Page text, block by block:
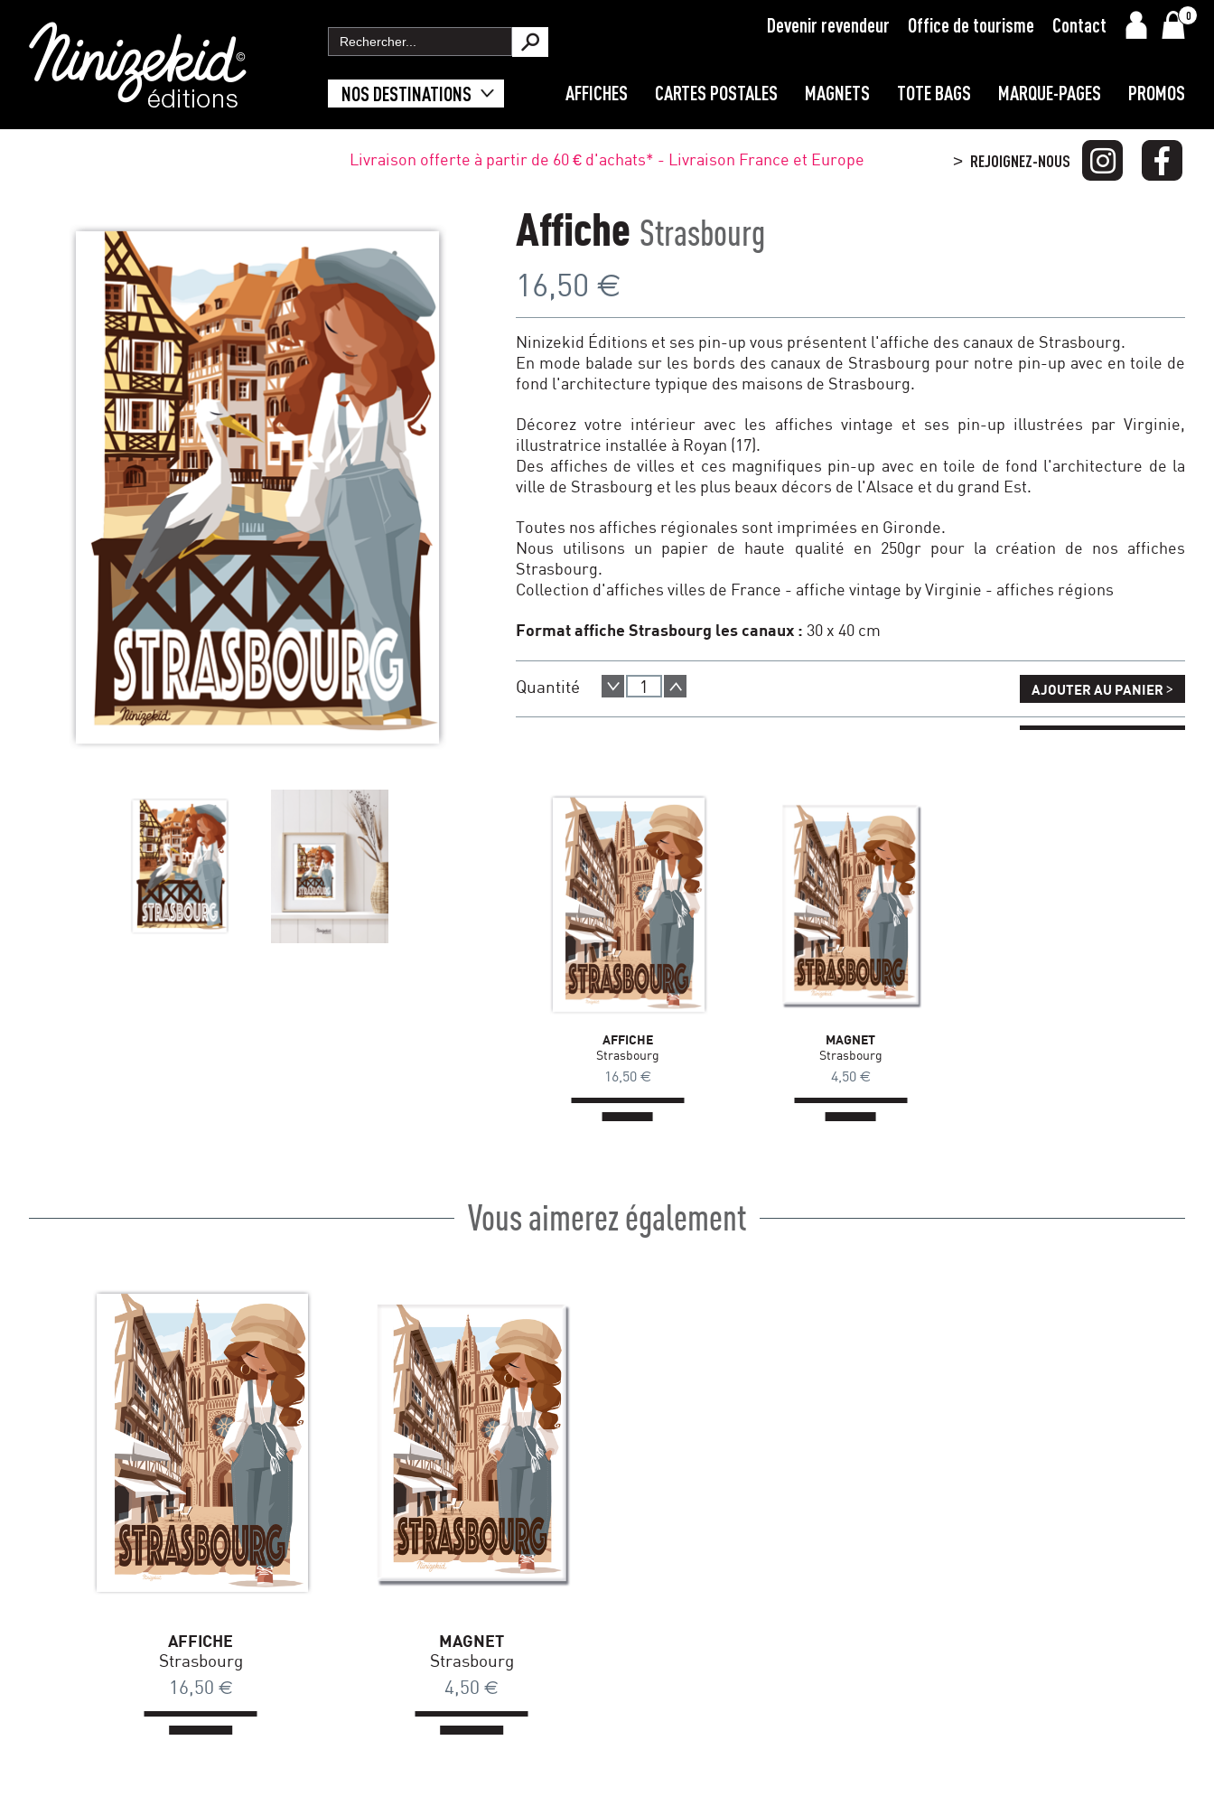
Devenir revendeur Office de tourisme Contact 0
NOS DESTINATIONS AFFICHES CARTES POSTALES MAGNETS TOTE BAGS MARQUE-PAGES PROMOS
> REJOIGNEZ-NOUS
Livraison offerte à partir de 60 € d'achats* - Livraison France et Europe
Affiche Strasbourg
16,50 €
Ninizekid Éditions et ses pin-up vous présentent l'affiche des canaux de Strasbourg.
En mode balade sur les bords des canaux de Strasbourg pour notre pin-up avec en toile de
fond l'architecture typique des maisons de Strasbourg.
Décorez votre intérieur avec les affiches vintage et ses pin-up illustrées par Virginie,
illustratrice installée à Royan (17).
Des affiches de villes et ces magnifiques pin-up avec en toile de fond l'architecture de la
ville de Strasbourg et les plus beaux décors de l'Alsace et du grand Est.
Toutes nos affiches régionales sont imprimées en Gironde.
Nous utilisons un papier de haute qualité en 250gr pour la création de nos affiches
Strasbourg.
Collection d'affiches villes de France - affiche vintage by Virginie - affiches régions
Format affiche Strasbourg les canaux : 30 x 40 cm
Quantité AJOUTER AU PANIER >
AFFICHE
Strasbourg
16,50 €
MAGNET
Strasbourg
4,50 €
Vous aimerez également
AFFICHE
Strasbourg
16,50 €
MAGNET
Strasbourg
4,50 €